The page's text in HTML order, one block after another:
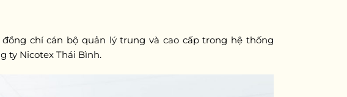
đồng chí cán bộ quản lý trung và cao cấp trong hệ thống
ty Nicotex Thái Bình.